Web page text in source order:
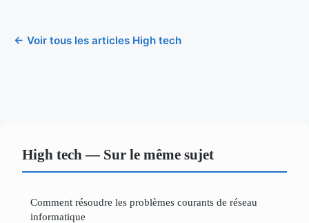
← Voir tous les articles High tech
High tech — Sur le même sujet
Comment résoudre les problèmes courants de réseau
informatique